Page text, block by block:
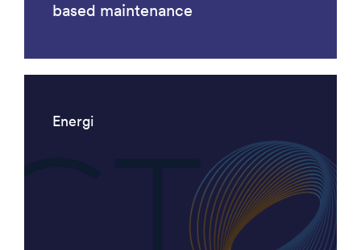
based maintenance
Energi